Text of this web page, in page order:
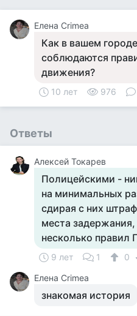
Елена Crimea
Как в вашем
соблюдаются
движения?
10 лет 976
Ответы
Алексей Токарев
Полицейскими -
на минимальных
сдирая с них
места
несколько правил
9 лет 1
0
Елена Crimea
знакомая история